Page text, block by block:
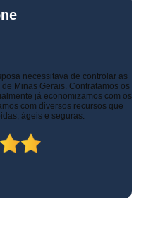
necessitava de controlar as
Minas Gerais. Contratamos os
já economizamos com os
com diversos recursos que
ágeis e seguras.